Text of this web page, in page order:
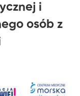
i
osób z